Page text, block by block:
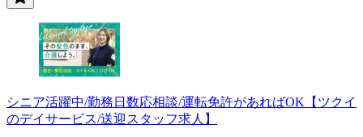
シニア活躍中/勤務日数応相談/運転免許があればOK【ツクイ
のデイサービス/送迎スタッフ求人】